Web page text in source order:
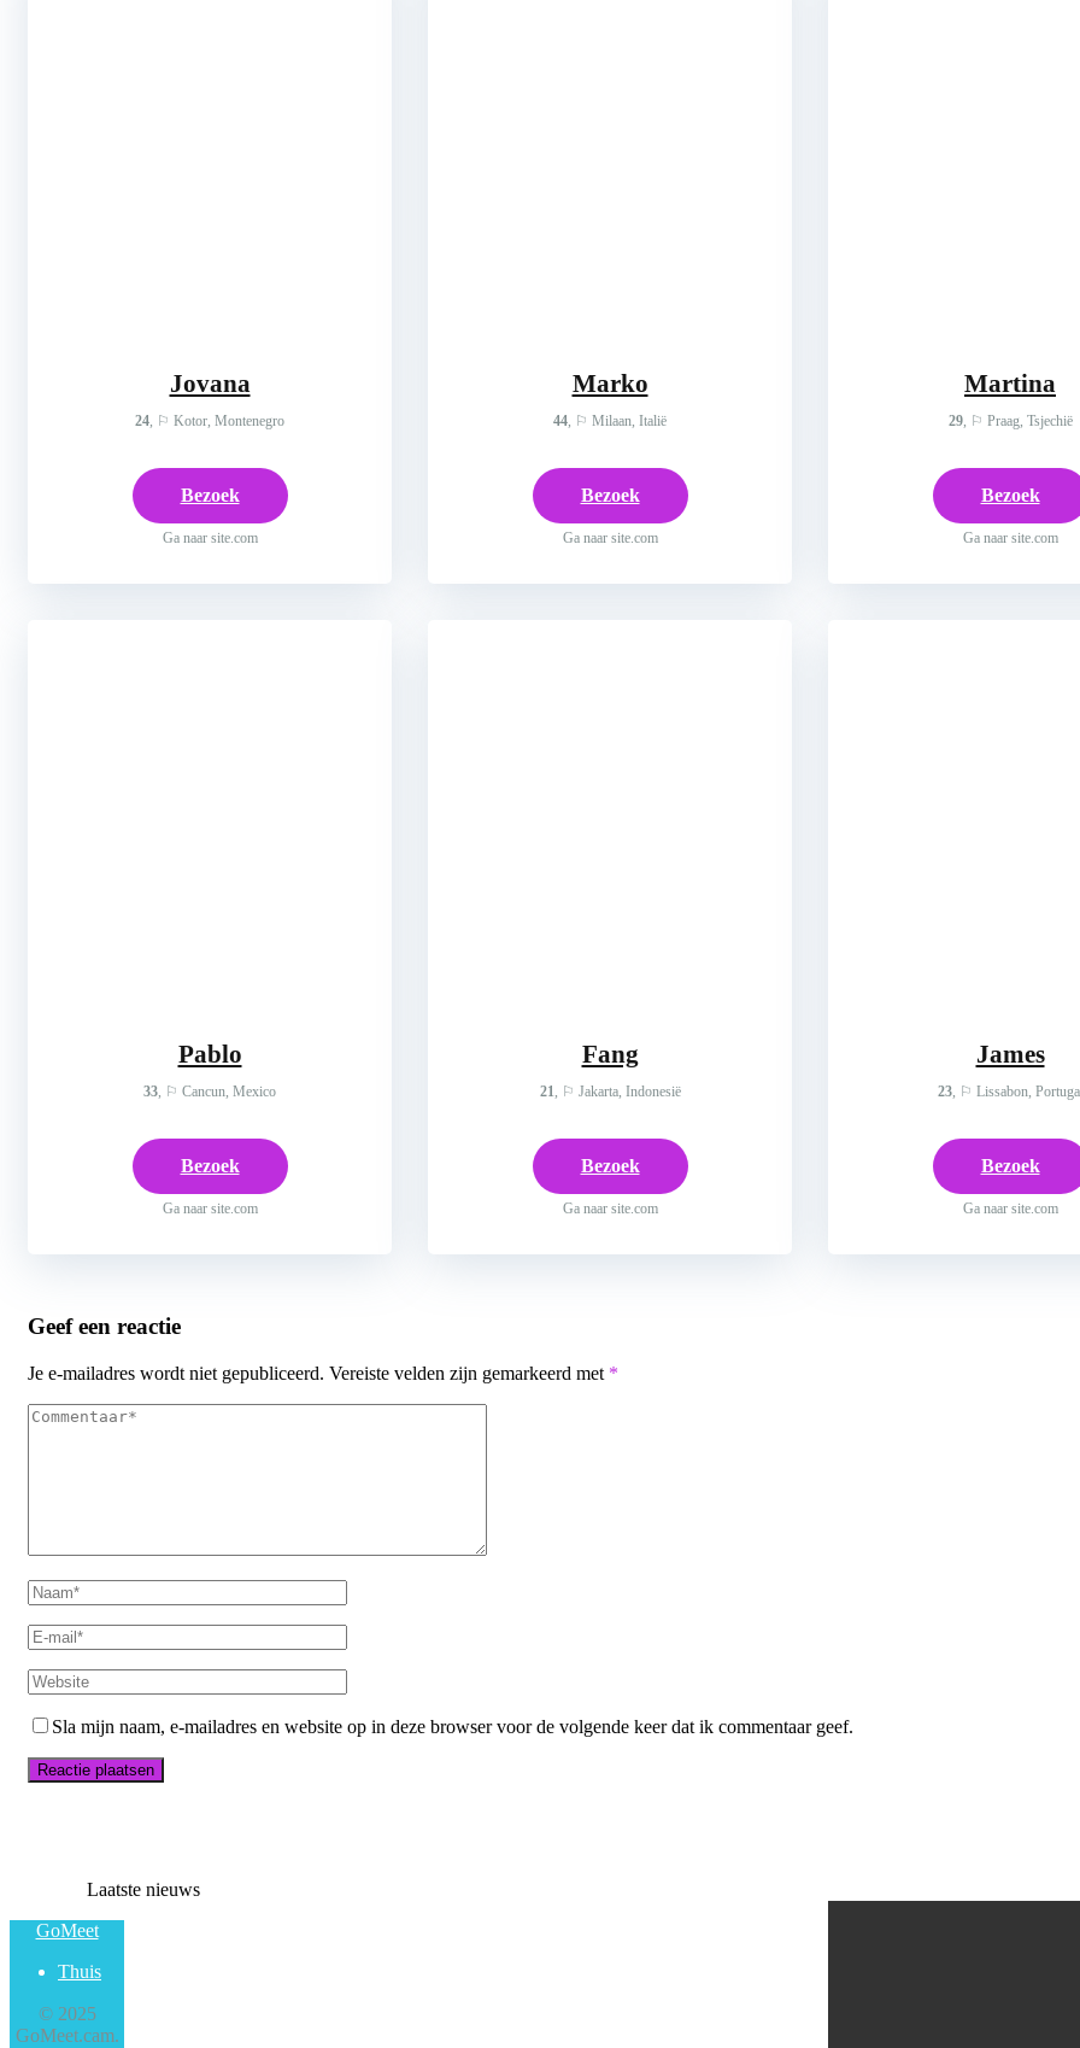
Jovana
24, ⚐ Kotor, Montenegro
Bezoek
Ga naar site.com
Marko
44, ⚐ Milaan, Italië
Bezoek
Ga naar site.com
Martina
29, ⚐ Praag, Tsjechië
Bezoek
Ga naar site.com
Pablo
33, ⚐ Cancun, Mexico
Bezoek
Ga naar site.com
Fang
21, ⚐ Jakarta, Indonesië
Bezoek
Ga naar site.com
James
23, ⚐ Lissabon,
Bezoek
Ga naar site.com
Geef een reactie
Je e-mailadres wordt niet gepubliceerd. Vereiste velden zijn gemarkeerd met *
Sla mijn naam, e-mailadres en website op in deze browser voor de volgende keer dat ik commentaar geef.
Laatste nieuws
GoMeet
Thuis
© 2025
GoMeet.cam.